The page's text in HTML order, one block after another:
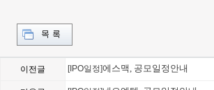
이전글 [IPO일정]에스맥, 공모일정안내